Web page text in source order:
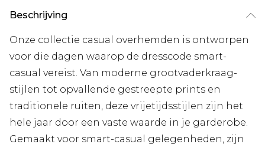
Beschrijving
Onze collectie casual overhemden is ontworpen
voor die dagen waarop de dresscode smart-
casual vereist. Van moderne grootvaderkraag-
stijlen tot opvallende gestreepte prints en
traditionele ruiten, deze vrijetijdsstijlen zijn het
hele jaar door een vaste waarde in je garderobe.
Gemaakt voor smart-casual gelegenheden, zijn